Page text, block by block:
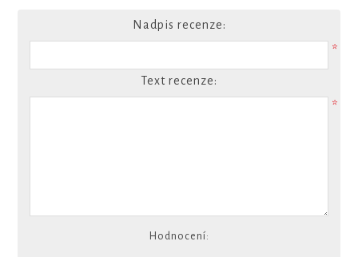
Nadpis recenze:
*
Text recenze:
*
Hodnocení: